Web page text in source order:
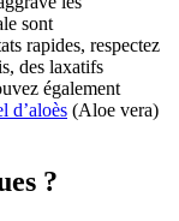
sont
rapides, respectez
des laxatifs
également
d’aloès (Aloe vera)
?